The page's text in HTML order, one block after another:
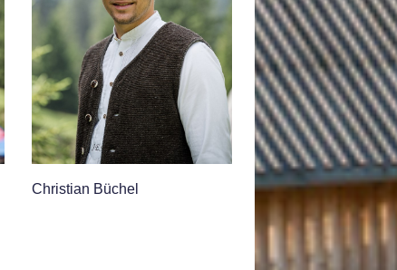
Christian Büchel